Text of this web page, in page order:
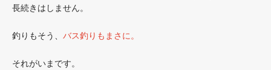
長続きはしません。
釣りもそう、 バス釣りもまさに。
それがいまです。